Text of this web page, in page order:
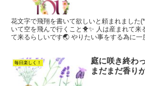
花文字で飛翔を書いて欲しいと頼まれました
いて空を飛んで行くこと🐥✨ 人は産まれて来
て来るらしいです🌏 やりたい事をする為に一
毎日楽しく！
庭に咲き終わ
まだまだ香り